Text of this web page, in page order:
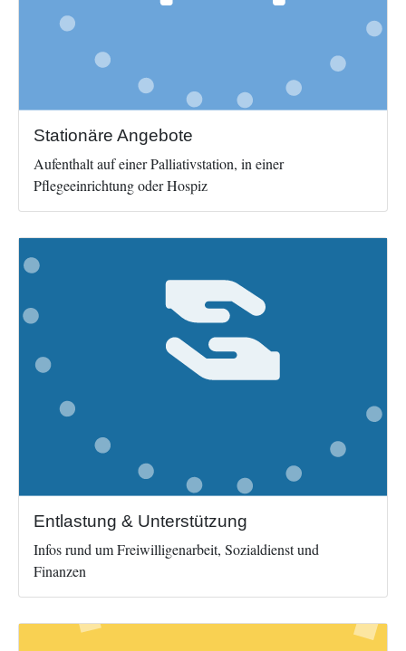
Stationäre Angebote
Aufenthalt auf einer Palliativstation, in einer
Pflegeeinrichtung oder Hospiz
Entlastung & Unterstützung
Infos rund um Freiwilligenarbeit, Sozialdienst und
Finanzen